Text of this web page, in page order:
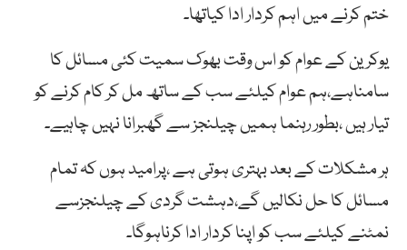
ختم کرنے میں اہم کردار ادا کیاتھا۔
یوکرین کے عوام کو اس وقت بھوک سمیت کئی مسائل کا
سامناہے،ہم عوام کیلئے سب کے ساتھ مل کر کام کرنے کو
تیار ہیں ،بطور رہنما ہمیں چیلنجز سے گھبرانا نہیں چاہیے۔
ہر مشکلات کے بعد بہتری ہوتی ہے ،پرامید ہوں کہ تمام
مسائل کا حل نکالیں گے،دہشت گردی کے چیلنجزسے
نمٹنے کیلئے سب کو اپنا کردار ادا کرناہوگا۔